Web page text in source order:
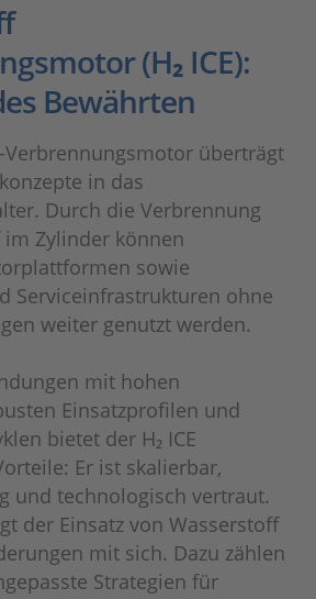
(H₂ ICE):
Bewährten
Verbrennungsmotor überträgt
in das
Durch die Verbrennung
Zylinder können
sowie
Serviceinfrastrukturen ohne
weiter genutzt werden.
mit hohen
Einsatzprofilen und
bietet der H₂ ICE
Er ist skalierbar,
und technologisch vertraut.
der Einsatz von Wasserstoff
mit sich. Dazu zählen
Strategien für